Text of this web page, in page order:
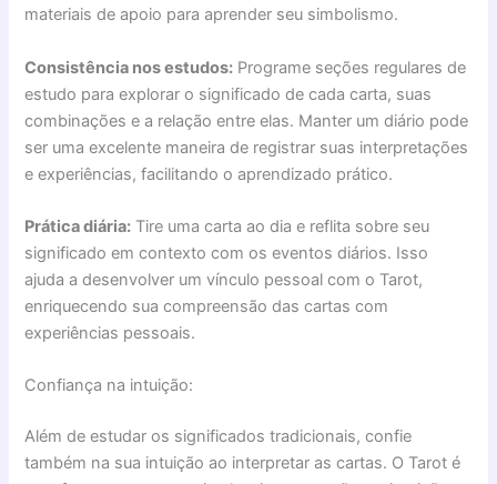
materiais de apoio para aprender seu simbolismo.
Consistência nos estudos: Programe seções regulares de
estudo para explorar o significado de cada carta, suas
combinações e a relação entre elas. Manter um diário pode
ser uma excelente maneira de registrar suas interpretações
e experiências, facilitando o aprendizado prático.
Prática diária: Tire uma carta ao dia e reflita sobre seu
significado em contexto com os eventos diários. Isso
ajuda a desenvolver um vínculo pessoal com o Tarot,
enriquecendo sua compreensão das cartas com
experiências pessoais.
Confiança na intuição:
Além de estudar os significados tradicionais, confie
também na sua intuição ao interpretar as cartas. O Tarot é